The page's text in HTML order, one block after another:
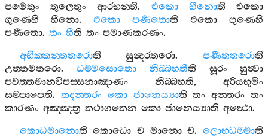
පමෙතුං
තුලෙතුං ආරභන‍්ති. එකො හීනොති
එකො
ගුණෙහි
හීනො. එකො පණීතොති එකො
ගුණෙහි
පණීතො. තං හීති තං පමාණකරණං.
අභික‍්කන‍්තතරොති සුන්‍දරතරො. පණීතතරොති
උත‍්තමතරො. ධම‍්මසොතො නිබ‍්බහතීති සූරං
හුත්‍වා
පවත‍්තමානවිපස‍්සනාඤාණං
නිබ‍්බහති, අරියභූමිං
සම‍්පාපෙති. තදන‍්තරං කො ජානෙය්‍යාති තං අන‍්තරං තං
කාරණං අඤ‍්ඤත්‍ර තථාගතෙන කො ජානෙය්‍යාති අත්‍ථො.
කොධමානොති කොධො ච මානො ච.ලොභධම‍්මාති